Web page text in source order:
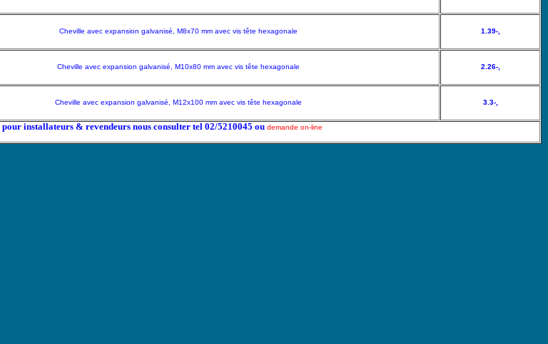
Cheville avec expansion galvanisé, M8x70 mm avec vis tête hexagonale 1.39-,
Cheville avec expansion galvanisé, M10x80 mm avec vis tête hexagonale 2.26-,
Cheville avec expansion galvanisé, M12x100 mm avec vis tête hexagonale 3.3-,
installateurs & revendeurs nous consulter tel 02/5210045 ou demande on-line